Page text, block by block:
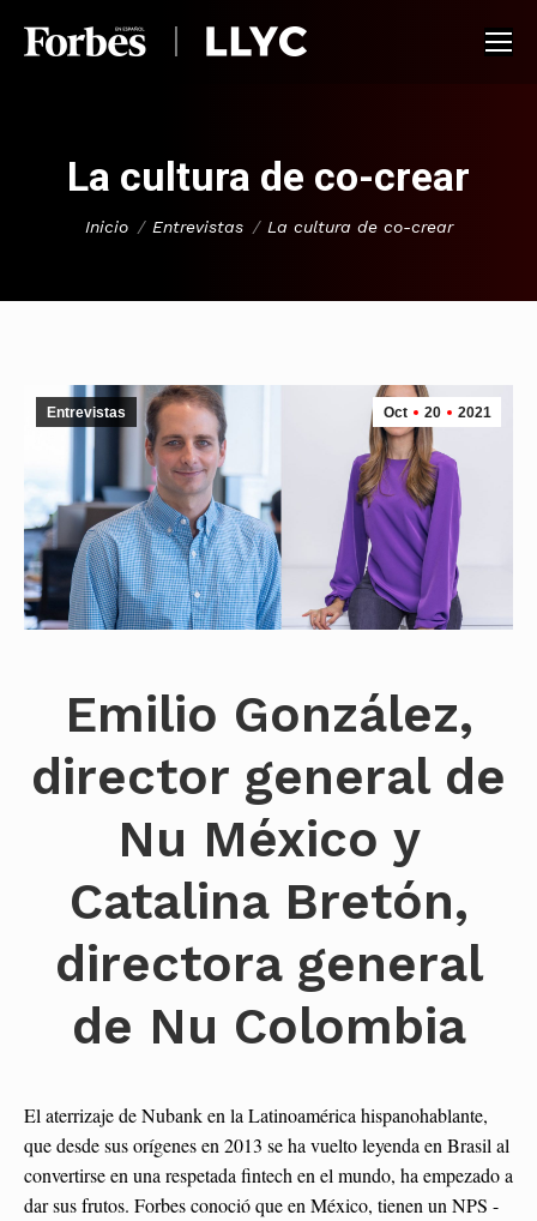
La cultura de co-crear
Estás aquí:
Inicio Entrevistas La cultura de co-crear
Oct 20 2021
Entrevistas
Emilio González,
director general de
Nu México y
Catalina Bretón,
directora general
de Nu Colombia
El aterrizaje de Nubank en la Latinoamérica hispanohablante,
que desde sus orígenes en 2013 se ha vuelto leyenda en Brasil al
convertirse en una respetada fintech en el mundo, ha empezado a
dar sus frutos. Forbes conoció que en México, tienen un NPS -